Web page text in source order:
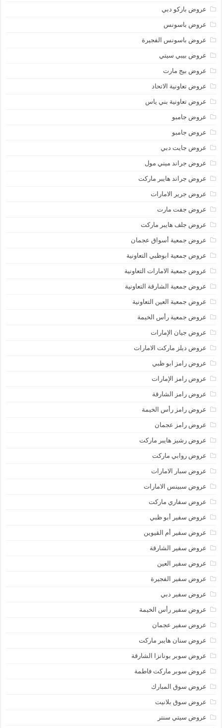
عروض باركو دبي
عروض باسونس
عروض باسونس الفجيرة
عروض بيبي سيتي
عروض بيج مارت
عروض تعاونية الاتحاد
عروض تعاونية بني ياس
عروض جامبو
عروض جامبو
عروض جايت دبي
عروض جراند ميني مول
عروض جراند هايبر ماركت
عروض جرير الامارات
عروض جفت مارت
عروض جلف هايبر ماركت
عروض جمعية أسواق عجمان
عروض جمعية ابوظبي التعاونية
عروض جمعية الامارات التعاونية
عروض جمعية الشارقة التعاونية
عروض جمعية العين التعاونية
عروض جمعية رأس الخيمة
عروض جيان الإمارات
عروض ديلز ماركت الامارات
عروض رامز ابو ظبي
عروض رامز الإمارات
عروض رامز الشارقة
عروض رامز رأس الخيمة
عروض رامز عجمان
عروض رشيز هايبر ماركت
عروض روابي ماركت
عروض سبار الامارات
عروض سبينس الامارات
عروض سفاري ماركت
عروض سفير أبو ظبي
عروض سفير أم القيوين
عروض سفير الشارقة
عروض سفير العين
عروض سفير الفجيرة
عروض سفير دبي
عروض سفير رأس الخيمة
عروض سفير عجمان
عروض سنان هايبر ماركت
عروض سوبر بونانزا الشارقة
عروض سوبر ماركت فاطمة
عروض سوق المبارك
عروض سوق بلانيت
عروض سيتي سنتر